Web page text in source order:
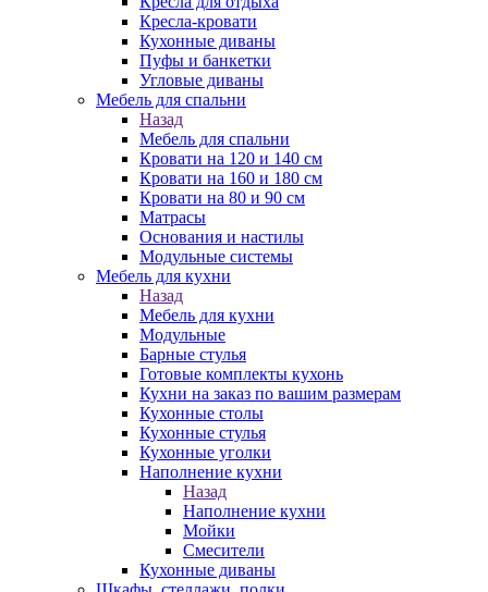
Кресла-кровати
Кухонные диваны
Пуфы и банкетки
Угловые диваны
Мебель для спальни
Назад
Мебель для спальни
Кровати на 120 и 140 см
Кровати на 160 и 180 см
Кровати на 80 и 90 см
Матрасы
Основания и настилы
Модульные системы
Мебель для кухни
Назад
Мебель для кухни
Модульные
Барные стулья
Готовые комплекты кухонь
Кухни на заказ по вашим размерам
Кухонные столы
Кухонные стулья
Кухонные уголки
Наполнение кухни
Назад
Наполнение кухни
Мойки
Смесители
Кухонные диваны